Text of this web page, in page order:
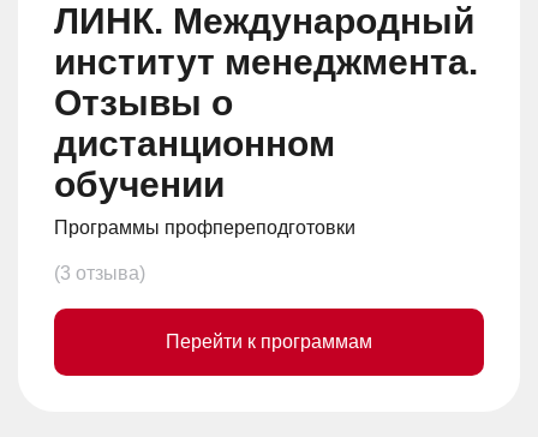
ЛИНК. Международный
институт менеджмента.
Отзывы о
дистанционном
обучении
Программы профпереподготовки
(3 отзыва)
Перейти к программам